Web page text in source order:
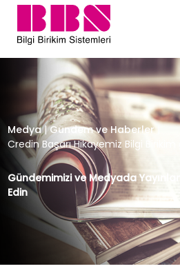
Credin Başarı
Medya | Gündem ve Haberler
Credin Başarı Hikayemiz Bilgi
Gündemimizi ve Medyada
Edin